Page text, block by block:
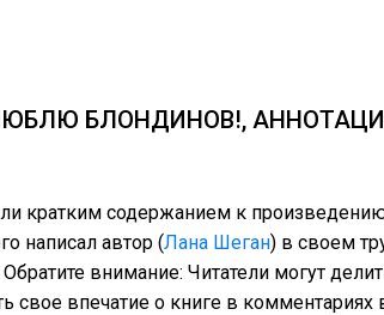
БЛОНДИНОВ!,
кратким содержанием к
написал автор (Лана Шеган) в своем
внимание: Читатели могут
впечатие о книге в комментариях